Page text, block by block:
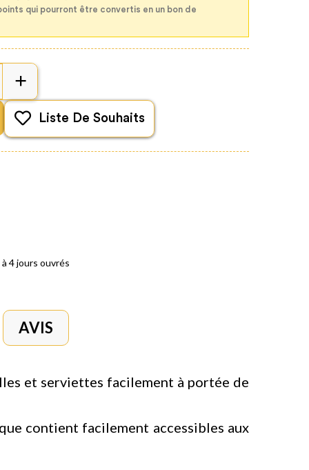
qui pourront être convertis en un bon de
Liste De Souhaits
4 jours ouvrés
AVIS
et serviettes facilement à portée de
contient facilement accessibles aux